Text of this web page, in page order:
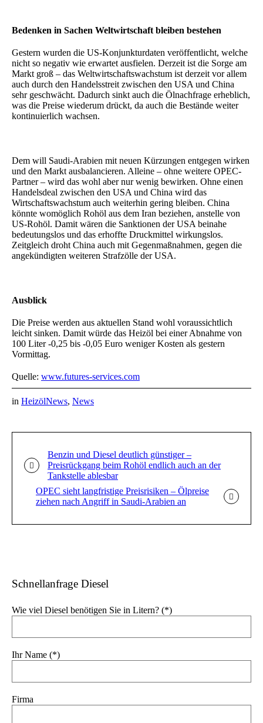
Bedenken in Sachen Weltwirtschaft bleiben bestehen
Gestern wurden die US-Konjunkturdaten veröffentlicht, welche
nicht so negativ wie erwartet ausfielen. Derzeit ist die Sorge am
Markt groß – das Weltwirtschaftswachstum ist derzeit vor allem
auch durch den Handelsstreit zwischen den USA und China
sehr geschwächt. Dadurch sinkt auch die Ölnachfrage erheblich,
was die Preise wiederum drückt, da auch die Bestände weiter
kontinuierlich wachsen.
Dem will Saudi-Arabien mit neuen Kürzungen entgegen wirken
und den Markt ausbalancieren. Alleine – ohne weitere OPEC-
Partner – wird das wohl aber nur wenig bewirken. Ohne einen
Handelsdeal zwischen den USA und China wird das
Wirtschaftswachstum auch weiterhin gering bleiben. China
könnte womöglich Rohöl aus dem Iran beziehen, anstelle von
US-Rohöl. Damit wären die Sanktionen der USA beinahe
bedeutungslos und das erhoffte Druckmittel wirkungslos.
Zeitgleich droht China auch mit Gegenmaßnahmen, gegen die
angekündigten weiteren Strafzölle der USA.
Ausblick
Die Preise werden aus aktuellen Stand wohl voraussichtlich
leicht sinken. Damit würde das Heizöl bei einer Abnahme von
100 Liter -0,25 bis -0,05 Euro weniger Kosten als gestern
Vormittag.
Quelle: www.futures-services.com
in HeizölNews, News
Benzin und Diesel deutlich günstiger –
Preisrückgang beim Rohöl endlich auch an der
Tankstelle ablesbar
OPEC sieht langfristige Preisrisiken – Ölpreise
ziehen nach Angriff in Saudi-Arabien an
Schnellanfrage Diesel
Wie viel Diesel benötigen Sie in Litern? (*)
Ihr Name (*)
Firma